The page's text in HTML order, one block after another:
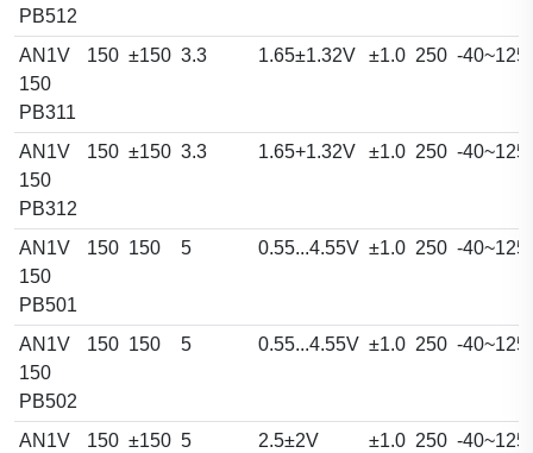
PB512
AN1V
150
PB311
150 ±150 3.3 1.65±1.32V ±1.0 250 -40~125
AN1V
150
PB312
150 ±150 3.3 1.65+1.32V ±1.0 250 -40~125
AN1V
150
PB501
150 150 5 0.55...4.55V ±1.0 250 -40~125
AN1V
150
PB502
150 150 5 0.55...4.55V ±1.0 250 -40~125
AN1V
150 ±150 5 2.5±2V ±1.0 250 -40~125